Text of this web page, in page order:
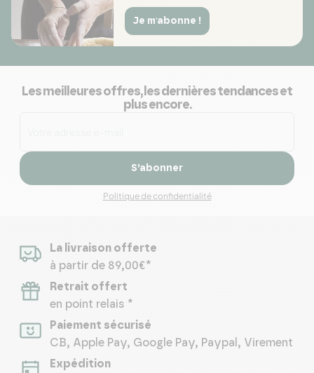
Je m'abonne !
Les meilleures offres, les dernières tendances et
plus encore.
S’abonner
Politique de confidentialité
La livraison offerte
à partir de 89,00€*
Retrait offert
en point relais *
Paiement sécurisé
CB, Apple Pay, Google Pay, Paypal, Virement
Expédition